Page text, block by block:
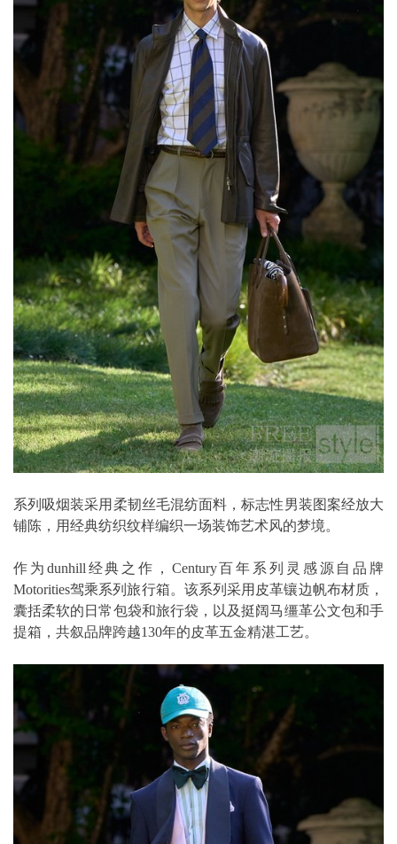
系列吸烟装采用柔韧丝毛混纺面料，标志性男装图案经放大
铺陈，用经典纺织纹样编织一场装饰艺术风的梦境。
作为dunhill经典之作，Century百年系列灵感源自品牌
Motorities驾乘系列旅行箱。该系列采用皮革镶边帆布材质，
囊括柔软的日常包袋和旅行袋，以及挺阔马缰革公文包和手
提箱，共叙品牌跨越130年的皮革五金精湛工艺。